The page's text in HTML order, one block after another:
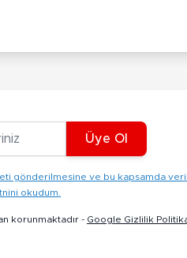
Üye Ol
gönderilmesine ve bu kapsamda
okudum.
korunmaktadır - Google Gizlilik